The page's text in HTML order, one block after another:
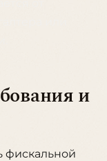
и
фискальной